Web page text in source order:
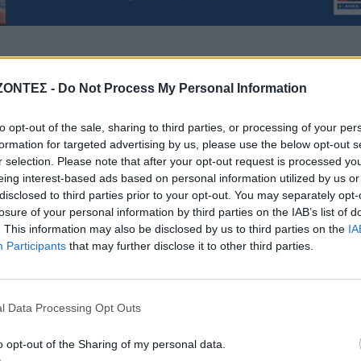
- Do Not Process My Personal Information
opt-out of the sale, sharing to third parties, or processing of your
for targeted advertising by us, please use the below opt-out
selection. Please note that after your opt-out request is processed
interest-based ads based on personal information utilized by us
to third parties prior to your opt-out. You may separately
of your personal information by third parties on the IAB’s list of
This information may also be disclosed by us to third parties on the
Participants that may further disclose it to other third parties.
Data Processing Opt Outs
opt-out of the Sharing of my personal data.
ΕΛΛΑΔΑ
626 μ.Χ.: Η
που “γεννήθηκε” ο
Ύμνος στην
7 Αυγούστου 2026
ΝΟΜΌΣ ΧΑΝΊΩΝ
Χανιά: Ξάπλωσε να
ηλιοθεραπεία και
7 Αυγούστου 2026